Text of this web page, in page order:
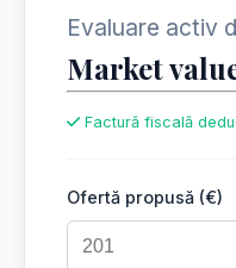
Evaluare activ
Market
Factură fiscală
Ofertă propusă (€)